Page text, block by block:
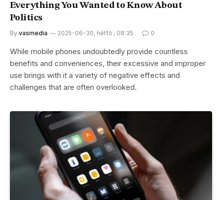
Everything You Wanted to Know About
Politics
By vasmedia 2025-06-30, hétfő , 08:35 0
While mobile phones undoubtedly provide countless
benefits and conveniences, their excessive and improper
use brings with it a variety of negative effects and
challenges that are often overlooked.